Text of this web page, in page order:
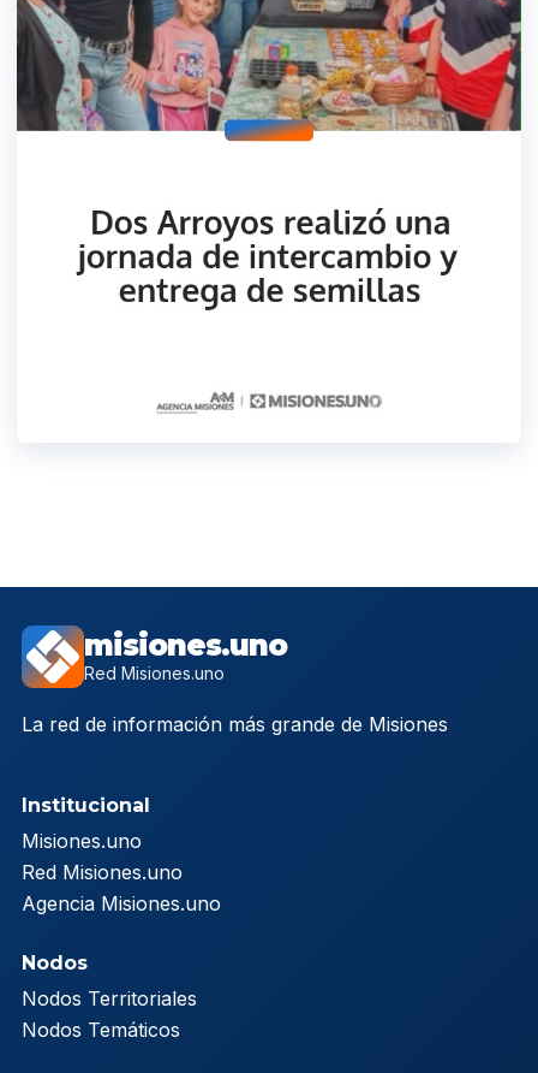
misiones.uno
Red Misiones.uno
La red de información más grande de Misiones
Institucional
Misiones.uno
Red Misiones.uno
Agencia Misiones.uno
Nodos
Nodos Territoriales
Nodos Temáticos